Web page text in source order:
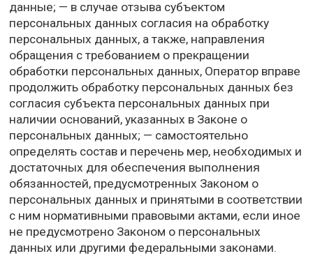
данные; — в случае отзыва субъектом
персональных данных согласия на обработку
персональных данных, а также, направления
обращения с требованием о прекращении
обработки персональных данных, Оператор вправе
продолжить обработку персональных данных без
согласия субъекта персональных данных при
наличии оснований, указанных в Законе о
персональных данных; — самостоятельно
определять состав и перечень мер, необходимых и
достаточных для обеспечения выполнения
обязанностей, предусмотренных Законом о
персональных данных и принятыми в соответствии
с ним нормативными правовыми актами, если иное
не предусмотрено Законом о персональных
данных или другими федеральными законами.